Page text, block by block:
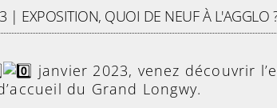
| EXPOSITION, QUOI DE NEUF À L'AGGLO
janvier 2023, venez découvrir
du Grand Longwy.